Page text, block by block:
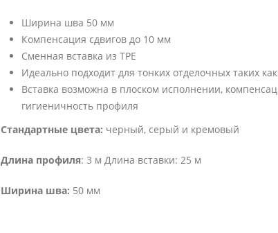
Ширина шва 50 мм
Компенсация сдвигов до 10 мм
Сменная вставка из TPE
Идеально подходит для тонких отделочных таких
Вставка возможна в плоском исполнении,
гигиеничность профиля
Стандартные цвета: черный, серый и кремовый
Длина профиля: 3 м Длина вставки: 25 м
Ширина шва: 50 мм